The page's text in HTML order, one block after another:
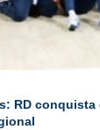
RD conquista